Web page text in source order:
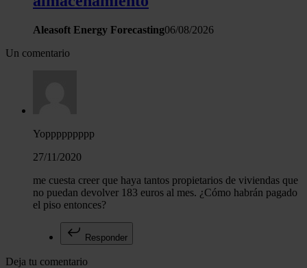
Aleasoft Energy Forecasting06/08/2026
Un comentario
Yoppppppppp
27/11/2020
me cuesta creer que haya tantos propietarios de viviendas que
no puedan devolver 183 euros al mes. ¿Cómo habrán pagado
el piso entonces?
Responder
Deja tu comentario